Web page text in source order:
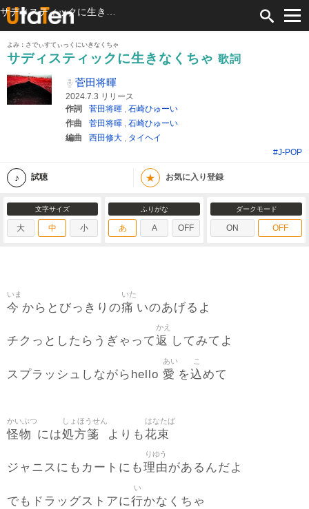
よみ：さでぃすてぃっくにいきなくちゃ
サディスティックに生きなくちゃ 歌詞
菅田将暉
2024.7.3 リリース
作詞
菅田将暉 , 石崎ひゅーい
作曲
菅田将暉 , 石崎ひゅーい
編曲
西田修大 , タイヘイ
#J-POP
試聴 ★ お気に入り登録
文字サイズ
大 中 小
ふりがな
あ A OFF
ダークモード
ON OFF
今
いま
からとびっきりの痛
いた
いのあげるよ
チクっとしたらうぎゃって返
かえ
してみてよ
スプラッシュしながらhello 愛
あい
を込
こ
めて
怪物
かいぶつ
には処方箋
しょほうせん
よりも花束
はなたば
ジャニスにもカートにも理由
りゆう
があるんだよ
でもドラッグストアに行
い
かなくちゃ